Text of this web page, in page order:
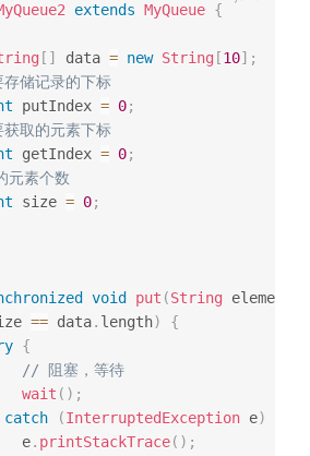
extends MyQueue {
[ ] data = new String [10] ;
储记录的下标
putIndex = 0;
取的元素下标
getIndex = 0;
素个数
size = 0;
void put (String element
== data. length)
{
{
// 阻塞，等待
wait ( ) ;
catch (InterruptedException e)
e
. printStackTrace( ) ;